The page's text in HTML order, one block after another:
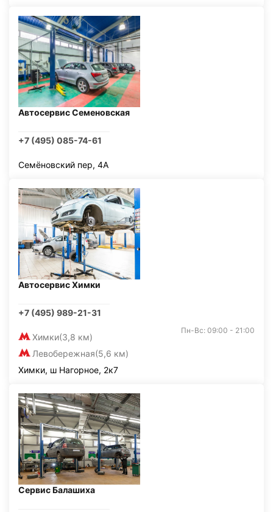
Автосервис Семеновская
+7 (495) 085-74-61
Семёновский пер, 4А
Автосервис Химки
+7 (495) 989-21-31
Химки(3,8 км)
Левобережная(5,6 км)
Пн-Вс: 09:00 - 21:00
Химки, ш Нагорное, 2к7
Сервис Балашиха